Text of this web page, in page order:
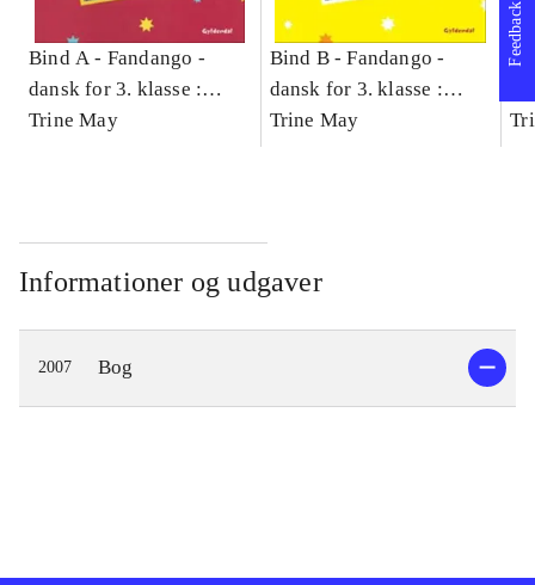
Bind A - Fandango -
dansk for 3. klasse :
grundbog -- Arbejdsbog.
Trine May
Bind B -Fandango -
dansk for 3. klasse :
grundbog -- Arbejdsbog.
Trine May
- -
-
Informationer og udgaver
2007 Bog
Feedback